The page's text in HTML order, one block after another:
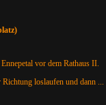
vor dem Rathaus II.
loslaufen und dann ...